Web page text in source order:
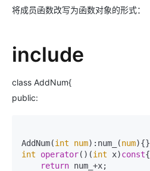
将成员函数改写为函数对象的形式：
include
class AddNum{
public:
AddNum(int num):num_(num
int
operator()(int x)const{
return num_+x;